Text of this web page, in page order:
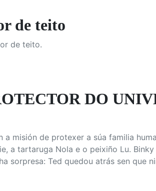
de teito
de teito.
DO
misión de protexer a súa familia
a tartaruga Nola e o peixiño Lu.
sorpresa: Ted quedou atrás sen que